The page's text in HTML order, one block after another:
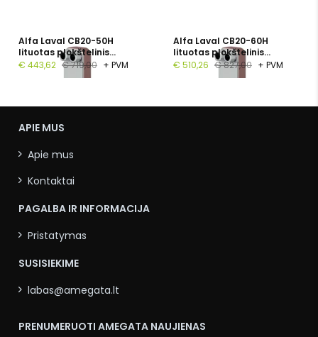
Alfa Laval CB20-50H
lituotas plokštelinis
šilumokaitis, 1", 50
€ 443,62 € 719,00 + PVM
Alfa Laval CB20-60H
lituotas plokštelinis
šilumokaitis, G 1", 60
€ 510,26 € 827,00 + PVM
APIE MUS
Apie mus
Kontaktai
PAGALBA IR INFORMACIJA
Pristatymas
SUSISIEKIME
labas@amegata.lt
PRENUMERUOTI AMEGATA NAUJIENAS